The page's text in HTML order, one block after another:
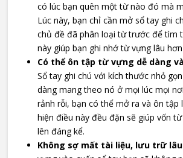
có lúc bạn quên một từ nào đó mà
Lúc này, bạn chỉ cần mở sổ tay ghi
chủ đề đã phân loại từ trước để tìm
này giúp bạn ghi nhớ từ vựng lâu
Có thể ôn tập từ vựng dễ dàng
Sổ tay ghi chú với kích thước nhỏ
dàng mang theo nó ở mọi lúc mọi
rảnh rỗi, bạn có thể mở ra và ôn tập
hiện điều này đều đặn sẽ giúp vốn
lên đáng kể.
Không sợ mất tài liệu, lưu trữ